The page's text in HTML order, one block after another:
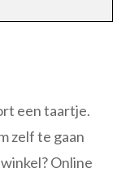
een taartje.
zelf te gaan
Online